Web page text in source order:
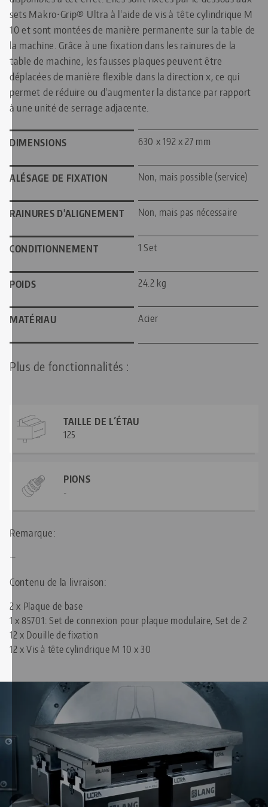
sets Makro•Grip® Ultra à l'aide de vis à tête cylindrique M
10 et sont montées de manière permanente sur la table de
la machine. Grâce à une fixation dans les rainures de la
table de machine, les fausses plaques peuvent être
déplacées de manière flexible dans la direction x, ce qui
permet de réduire ou d'augmenter la distance par rapport
à une unité de serrage adjacente.
DIMENSIONS 630 x 192 x 27 mm
ALÉSAGE DE FIXATION Non, mais possible (service)
RAINURES D'ALIGNEMENT Non, mais pas nécessaire
CONDITIONNEMENT 1 Set
POIDS 24.2 kg
MATÉRIAU Acier
Plus de fonctionnalités :
TAILLE DE L´ÉTAU
125
PIONS
-
Remarque:
—
Contenu de la livraison:
2 x Plaque de base
1 x 85701: Set de connexion pour plaque modulaire, Set de 2
12 x Douille de fixation
12 x Vis à tête cylindrique M 10 x 30